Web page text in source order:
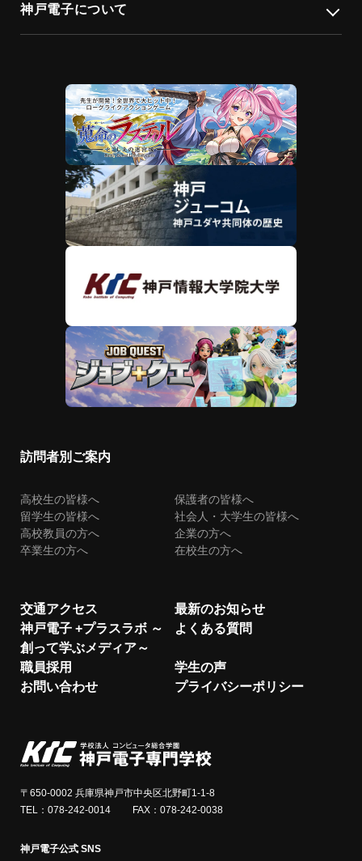
神戸電子について
訪問者別ご案内
高校生の皆様へ
保護者の皆様へ
留学生の皆様へ
社会人・大学生の皆様へ
高校教員の方へ
企業の方へ
卒業生の方へ
在校生の方へ
交通アクセス
最新のお知らせ
神戸電子 +プラスラボ ～
創って学ぶメディア～
よくある質問
職員採用
学生の声
お問い合わせ
プライバシーポリシー
〒650-0002 兵庫県神戸市中央区北野町1-1-8
TEL：078-242-0014 FAX：078-242-0038
神戸電子公式 SNS